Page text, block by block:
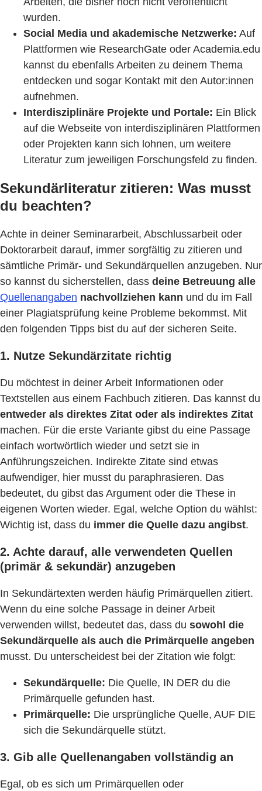
wurden.
Social Media und akademische Netzwerke: Auf
Plattformen wie ResearchGate oder Academia.edu
kannst du ebenfalls Arbeiten zu deinem Thema
entdecken und sogar Kontakt mit den Autor:innen
aufnehmen.
Interdisziplinäre Projekte und Portale: Ein Blick
auf die Webseite von interdisziplinären Plattformen
oder Projekten kann sich lohnen, um weitere
Literatur zum jeweiligen Forschungsfeld zu finden.
Sekundärliteratur zitieren: Was musst
du beachten?
Achte in deiner Seminararbeit, Abschlussarbeit oder
Doktorarbeit darauf, immer sorgfältig zu zitieren und
sämtliche Primär- und Sekundärquellen anzugeben. Nur
so kannst du sicherstellen, dass deine Betreuung alle
Quellenangaben nachvollziehen kann und du im Fall
einer Plagiatsprüfung keine Probleme bekommst. Mit
den folgenden Tipps bist du auf der sicheren Seite.
1. Nutze Sekundärzitate richtig
Du möchtest in deiner Arbeit Informationen oder
Textstellen aus einem Fachbuch zitieren. Das kannst du
entweder als direktes Zitat oder als indirektes Zitat
machen. Für die erste Variante gibst du eine Passage
einfach wortwörtlich wieder und setzt sie in
Anführungszeichen. Indirekte Zitate sind etwas
aufwendiger, hier musst du paraphrasieren. Das
bedeutet, du gibst das Argument oder die These in
eigenen Worten wieder. Egal, welche Option du wählst:
Wichtig ist, dass du immer die Quelle dazu angibst.
2. Achte darauf, alle verwendeten Quellen
(primär & sekundär) anzugeben
In Sekundärtexten werden häufig Primärquellen zitiert.
Wenn du eine solche Passage in deiner Arbeit
verwenden willst, bedeutet das, dass du sowohl die
Sekundärquelle als auch die Primärquelle angeben
musst. Du unterscheidest bei der Zitation wie folgt:
Sekundärquelle: Die Quelle, IN DER du die
Primärquelle gefunden hast.
Primärquelle: Die ursprüngliche Quelle, AUF DIE
sich die Sekundärquelle stützt.
3. Gib alle Quellenangaben vollständig an
Egal, ob es sich um Primärquellen oder